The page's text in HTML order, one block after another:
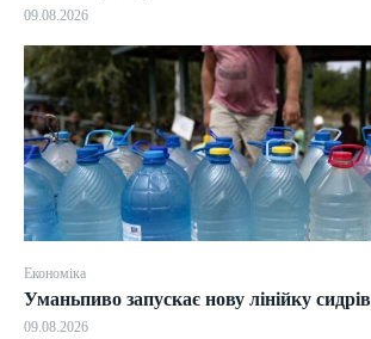
09.08.2026
Економіка
Уманьпиво запускає нову лінійку сидрів
09.08.2026